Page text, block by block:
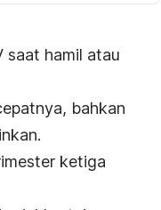
saat hamil atau
, bahkan
ketiga